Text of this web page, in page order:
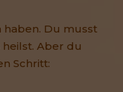
Du musst
Aber du
Schritt: